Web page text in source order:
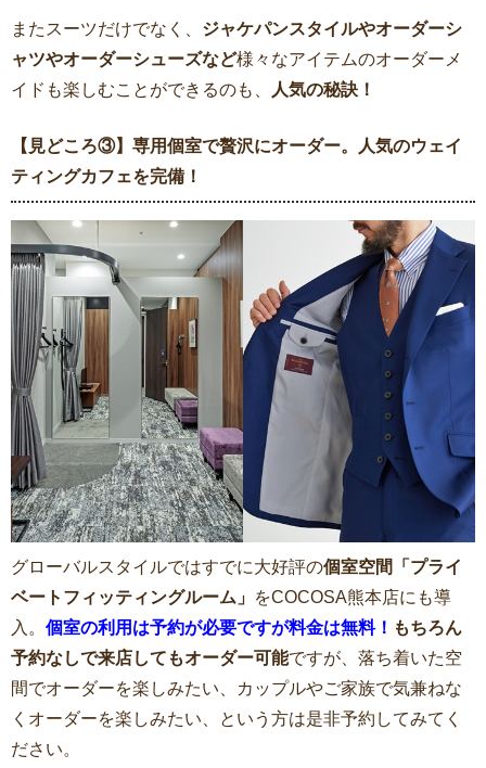
またスーツだけでなく、 ジャケパンスタイルやオーダーシ
ャツやオーダーシューズなど様々なアイテムのオーダーメ
イドも楽しむことができるのも、
人気の秘訣！
【見どころ③】専用個室で贅沢にオーダー。人気のウェイ
ティングカフェを完備！
グローバルスタイルではすでに大好評の個室空間「プライ
ベートフィッティングルーム」 をCOCOSA熊本店にも導
入。 個室の利用は予約が必要ですが料金は無料！ もちろん
予約なしで来店してもオーダー可能ですが、落ち着いた空
間でオーダーを楽しみたい、カップルやご家族で気兼ねな
くオーダーを楽しみたい、という方は是非予約してみてく
ださい。